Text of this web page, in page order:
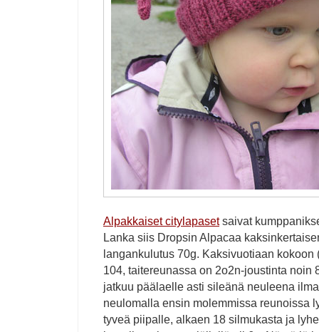
Alpakkaiset citylapasetsaivat
Lanka siis Dropsin Alpacaa
langankulutus 70g. Kaksivuotiaan
104, taitereunassa on 2o2n-joustinta noin
jatkuu päälaelle asti sileänä neuleena
neulomalla ensin molemmissa reunoissa
tyveä piipalle, alkaen 18 silmukasta ja